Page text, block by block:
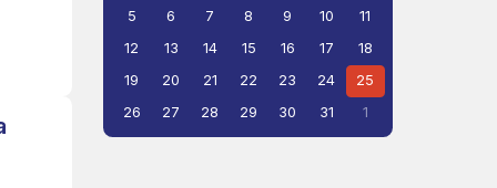
5
6 7 8 9 10
11
12
13 14 15 16 17
18
19
20 21 22 23 24
25
26
27 28 29 30 31 1